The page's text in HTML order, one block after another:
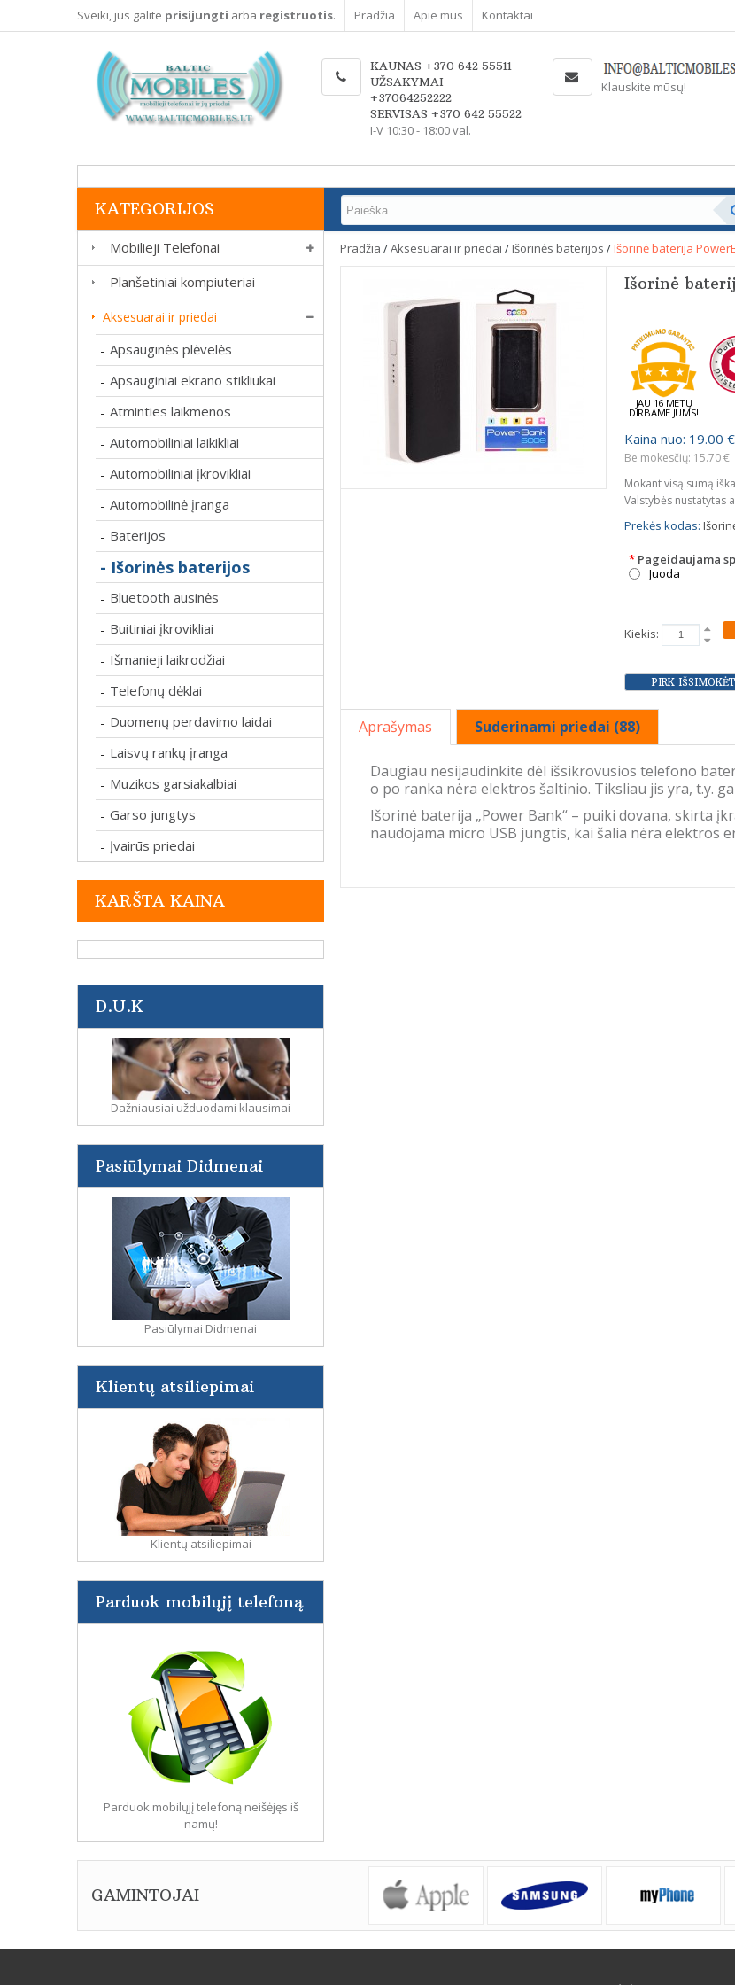
Sveiki, jūs galite prisijungti arba registruotis. Pradžia Apie mus Kontaktai
KAUNAS +370 642 55511
UŽSAKYMAI
+37064252222
SERVISAS +370 642 55522
I-V 10:30 - 18:00 val.
Klauskite mūsų!
KATEGORIJOS
Mobilieji Telefonai
Planšetiniai kompiuteriai
Aksesuarai ir priedai
- Apsauginės plėvelės
- Apsauginiai ekrano stikliukai
- Atminties laikmenos
- Automobiliniai laikikliai
- Automobiliniai įkrovikliai
- Automobilinė įranga
- Baterijos
- Išorinės baterijos
- Bluetooth ausinės
- Buitiniai įkrovikliai
- Išmanieji laikrodžiai
- Telefonų dėklai
- Duomenų perdavimo laidai
- Laisvų rankų įranga
- Muzikos garsiakalbiai
- Garso jungtys
- Įvairūs priedai
KARŠTA KAINA
D.U.K
Dažniausiai užduodami klausimai
Pasiūlymai Didmenai
Pasiūlymai Didmenai
Klientų atsiliepimai
Klientų atsiliepimai
Parduok mobilųjį telefoną
Parduok mobilųjį telefoną neišėjęs iš
namų!
Pradžia /Aksesuarai ir priedai / Išorinės baterijos /Išorinė baterija
Išorinė
JAU 16 METŲ
DIRBAME JUMS!
Kaina nuo: 19.00 €
Be mokesčių: 15.70 €
Mokant visą sumą
Valstybės nustatytas
Prekės kodas:
* Pageidaujama
Juoda
Kiekis:
Aprašymas Suderinami priedai (88)
Daugiau nesijaudinkite dėl išsikrovusios telefono
o po ranka nėra elektros šaltinio. Tiksliau jis yra, t.y.
Išorinė baterija „Power Bank“ – puiki dovana, skirta
naudojama micro USB jungtis, kai šalia nėra elektros
GAMINTOJAI